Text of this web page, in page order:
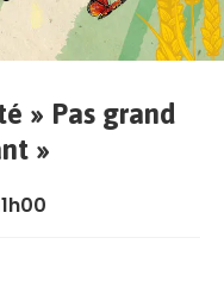
» Pas grand
»